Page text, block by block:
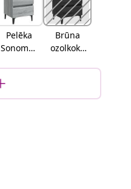
Pelēka
Sonomas
Brūna
ozolkoka